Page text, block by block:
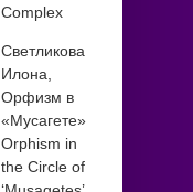
Complex
Светликова
Илона,
Орфизм в
«Мусагете»
Orphism in
the Circle of